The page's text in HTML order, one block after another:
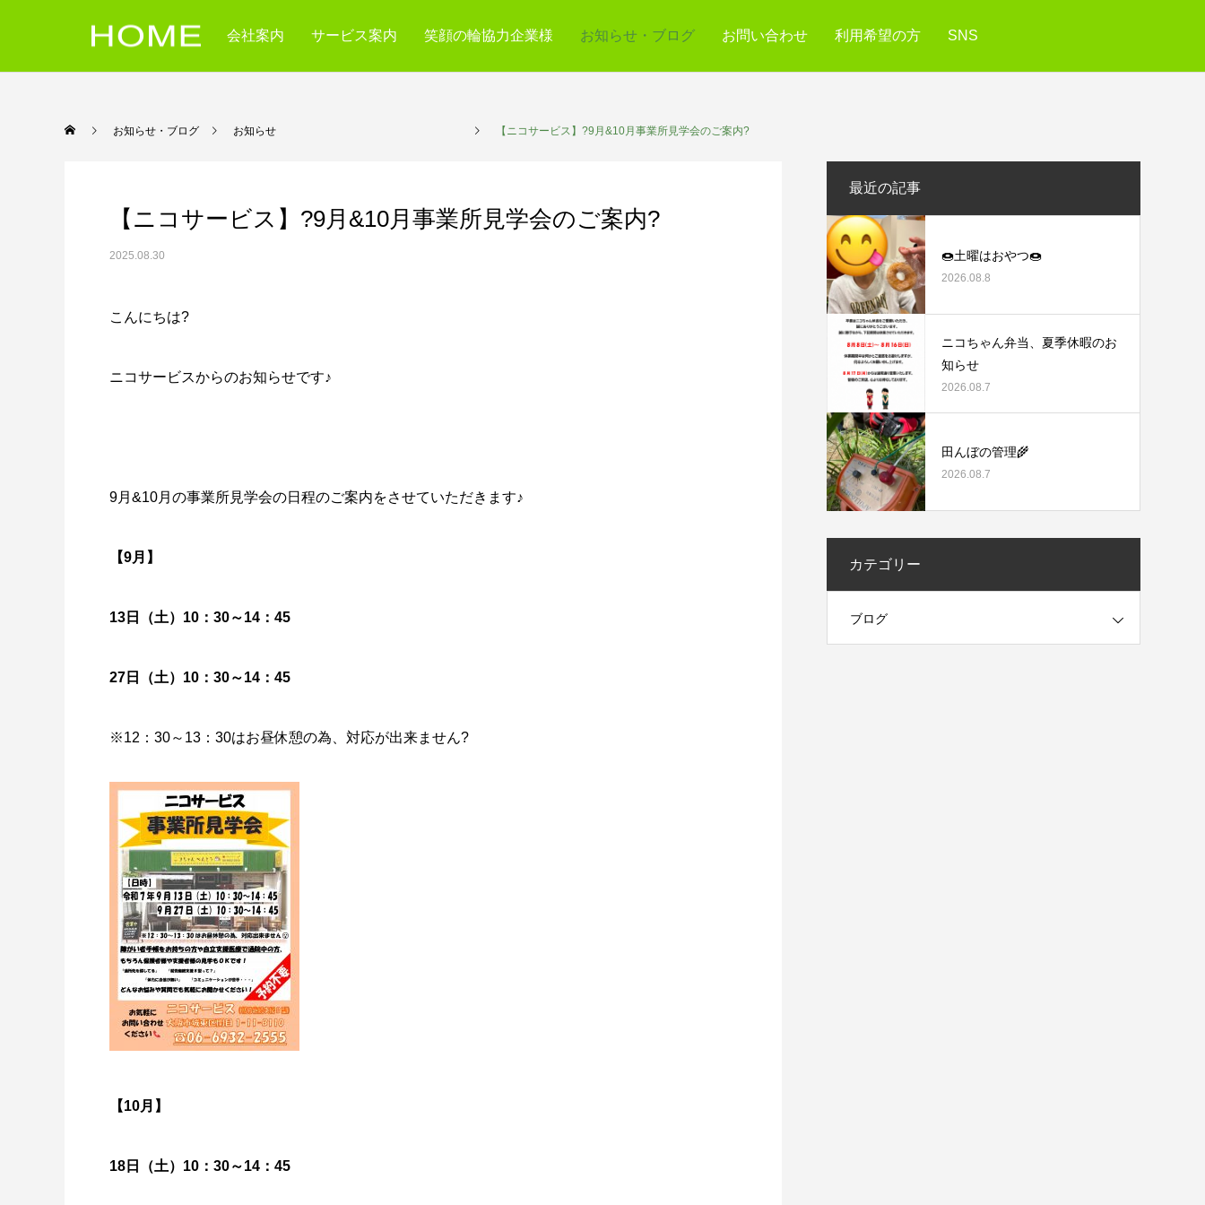
会社案内 サービス案内 笑顔の輪協力企業様 お知らせ・ブログ お問い合わせ 利用希望の方 SNS
お知らせ・ブログ お知らせ 【ニコサービス】?9月&10月事業所見学会のご案内?
【ニコサービス】?9月&10月事業所見学会のご案内?
2025.08.30
こんにちは?
ニコサービスからのお知らせです♪
9月&10月の事業所見学会の日程のご案内をさせていただきます♪
【9月】
13日（土）10：30～14：45
27日（土）10：30～14：45
※12：30～13：30はお昼休憩の為、対応が出来ません?
【10月】
18日（土）10：30～14：45
最近の記事
🍩土曜はおやつ🍩
2026.08.8
ニコちゃん弁当、夏季休暇のお
知らせ
2026.08.7
田んぼの管理🌾
2026.08.7
カテゴリー
ブログ